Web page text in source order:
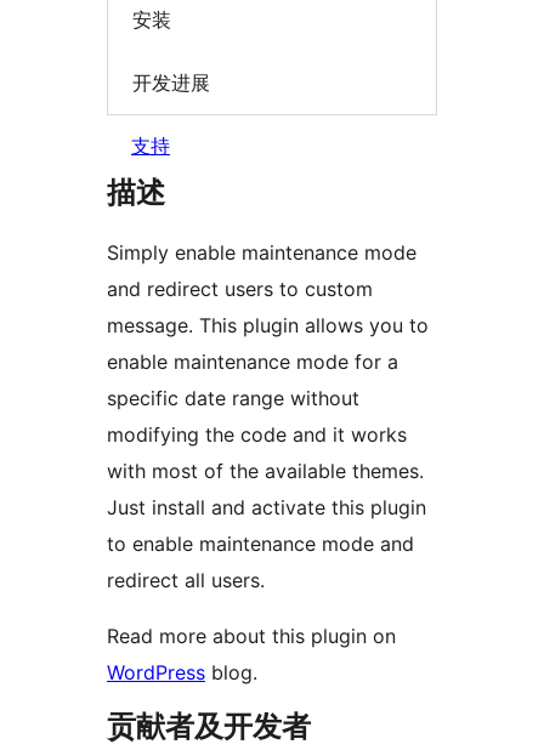
安装
开发进展
支持
描述
Simply enable maintenance mode
and redirect users to custom
message. This plugin allows you to
enable maintenance mode for a
specific date range without
modifying the code and it works
with most of the available themes.
Just install and activate this plugin
to enable maintenance mode and
redirect all users.
Read more about this plugin on
WordPress blog.
贡献者及开发者